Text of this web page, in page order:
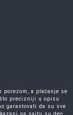
porezom, a plaćanje se
precizniji u opisu
garantovati da su sve